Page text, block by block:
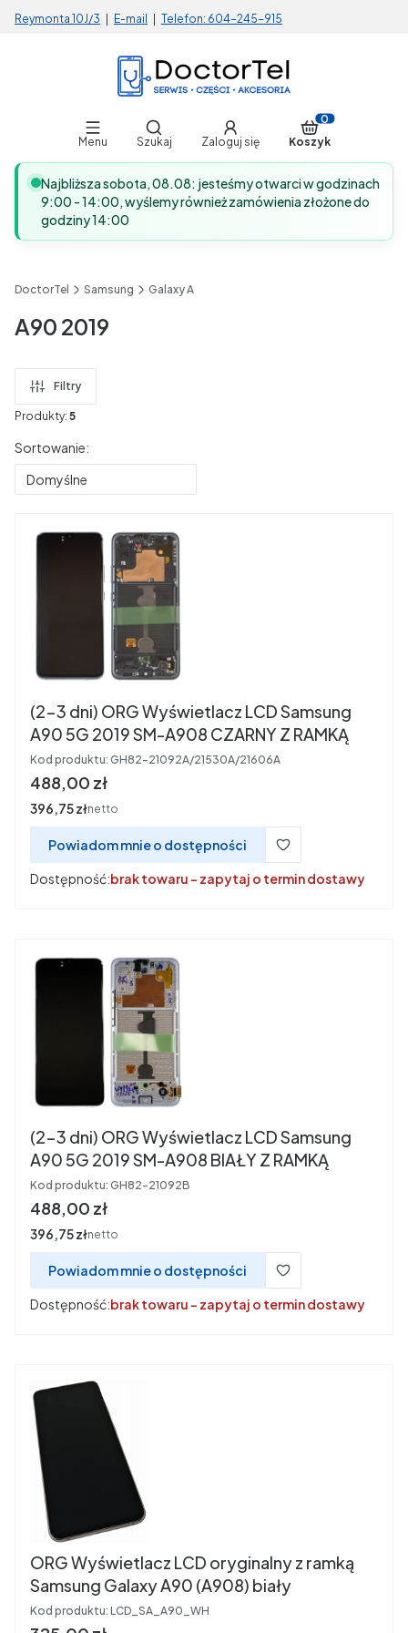
Reymonta 10J/3 E-mail Telefon: 604-245-915
Menu
Otwórz wyszukiwarkę
Szukaj Zaloguj się
Produkty w
Koszyk
Najbliższa sobota, 08.08: jesteśmy otwarci w godzinach
9:00 - 14:00, wyślemy również zamówienia złożone do
godziny 14:00
DoctorTel Samsung Galaxy A
A90 2019
Filtry
Produkty: 5
Lista produktów
Sortowanie:
Domyślne
(2-3 dni) ORG Wyświetlacz LCD Samsung
A90 5G 2019 SM-A908 CZARNY Z RAMKĄ
Kod produktu: GH82-21092A/21530A/21606A
Cena
488,00 zł
Cena
396,75 złnetto
Powiadom mnie o dostępności
Dostępność:brak towaru - zapytaj o termin dostawy
(2-3 dni) ORG Wyświetlacz LCD Samsung
A90 5G 2019 SM-A908 BIAŁY Z RAMKĄ
Kod produktu: GH82-21092B
Cena
488,00 zł
Cena
396,75 złnetto
Powiadom mnie o dostępności
Dostępność:brak towaru - zapytaj o termin dostawy
ORG Wyświetlacz LCD oryginalny z ramką
Samsung Galaxy A90 (A908) biały
Kod produktu: LCD_SA_A90_WH